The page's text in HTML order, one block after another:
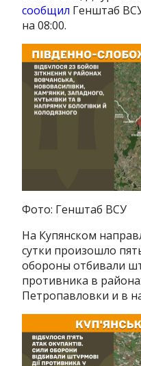
сообщил Генштаб
на 08:00.
Фото: Генштаб ВСУ
На Купянском
сутки произошло
обороны отбивали
противника в
Петропавловки и в